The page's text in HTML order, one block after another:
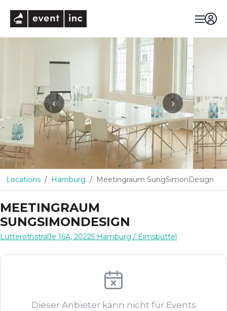
‹ ›
Locations Hamburg Meetingraum SungSimonDesign
MEETINGRAUM
SUNGSIMONDESIGN
Lutterothstraße 16A, 20225 Hamburg / Eimsbüttel
Dieser Anbieter kann nicht für Events